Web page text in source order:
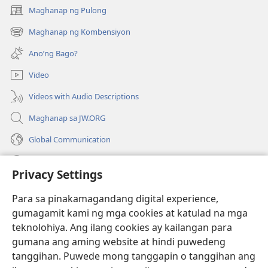
Privacy Settings
Para sa pinakamagandang digital experience,
gumagamit kami ng mga cookies at katulad na mga
teknolohiya. Ang ilang cookies ay kailangan para
gumana ang aming website at hindi puwedeng
tanggihan. Puwede mong tanggapin o tanggihan ang
Maghanap ng Pulong
(may
bubukas
na
bagong
window)
Maghanap ng Kombensiyon
(may
bubukas
na
bagong
window)
Ano’ng Bago?
Video
Videos with Audio Descriptions
Maghanap sa JW.ORG
Global Communication
(may
na
bagong
window)
Watchtower ONLINE LIBRARY™
(may
bubukas
na
bagong
JW Hub ®
(may